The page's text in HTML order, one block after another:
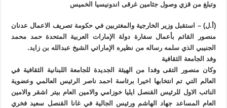
وتبلغ من قزي وصول جثامين غرقى اندونيسيا الخميس
(أ.ل) – استقبل وزير الخارجية والمغتربين في حكومة تصريف الاعمال عدنان
منصور القائم بأعمال سفارة دولة الإمارات العربية المتحدة حمد محمد
الجنيبي الذي سلمه رساله من نظيره الإماراتي الشيخ عبدالله بن زايد.
وفد الجامعة الثقافية
وكان منصور التقى وفدا من الهيئة الجديدة للجامعة اللبنانية الثقافية في
العالم التي تم انتخابها اخيرا برئاسة احمد ناصر الرئيس العالمي وعضوية
النائب الاول للرئيس القنصل ايليا خوزامي والامين العام بيتر اشقر والامين
العام المساعد جهاد الهاشم ورئيس الجالية في غانا القنصل سعيد فخري